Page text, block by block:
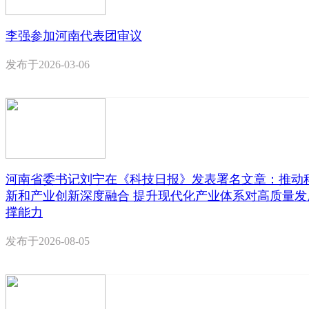
李强参加河南代表团审议
发布于2026-03-06
河南省委书记刘宁在《科技日报》发表署名文章：推动
新和产业创新深度融合 提升现代化产业体系对高质量
撑能力
发布于2026-08-05